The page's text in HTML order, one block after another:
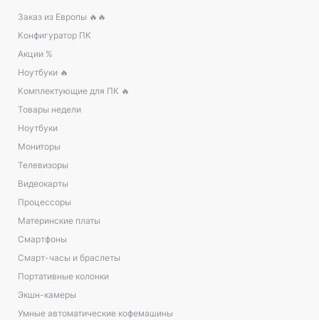
Заказ из Европы 🔥🔥
Конфигуратор ПК
Акции %
Ноутбуки 🔥
Комплектующие для ПК 🔥
Товары недели
Ноутбуки
Мониторы
Телевизоры
Видеокарты
Процессоры
Материнские платы
Смартфоны
Смарт-часы и браслеты
Портативные колонки
Экшн-камеры
Умные автоматические кофемашины